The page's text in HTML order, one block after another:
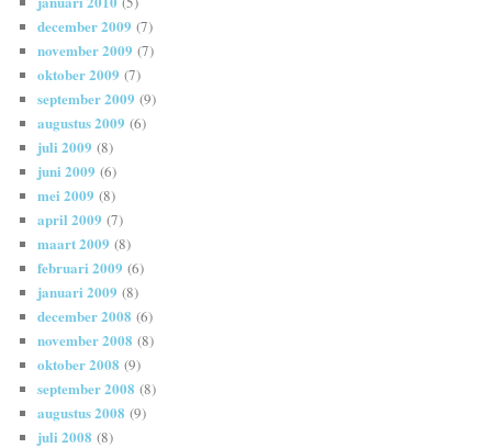
december 2009 (7)
november 2009 (7)
oktober 2009 (7)
september 2009 (9)
augustus 2009 (6)
juli 2009 (8)
juni 2009 (6)
mei 2009 (8)
april 2009 (7)
maart 2009 (8)
februari 2009 (6)
januari 2009 (8)
december 2008 (6)
november 2008 (8)
oktober 2008 (9)
september 2008 (8)
augustus 2008 (9)
juli 2008 (8)